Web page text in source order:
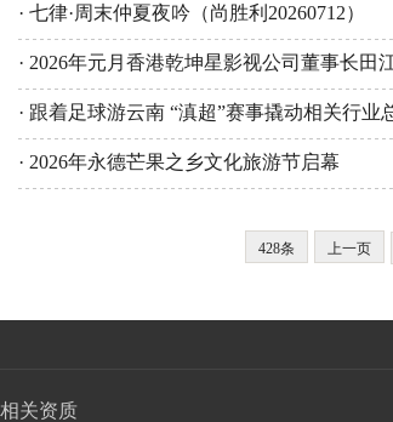
· 七律·周末仲夏夜吟（尚胜利20260712）
· 2026年元月香港乾坤星影视公司董事长田
· 跟着足球游云南 “滇超”赛事撬动相关行业
· 2026年永德芒果之乡文化旅游节启幕
428条 上一页
相关资质